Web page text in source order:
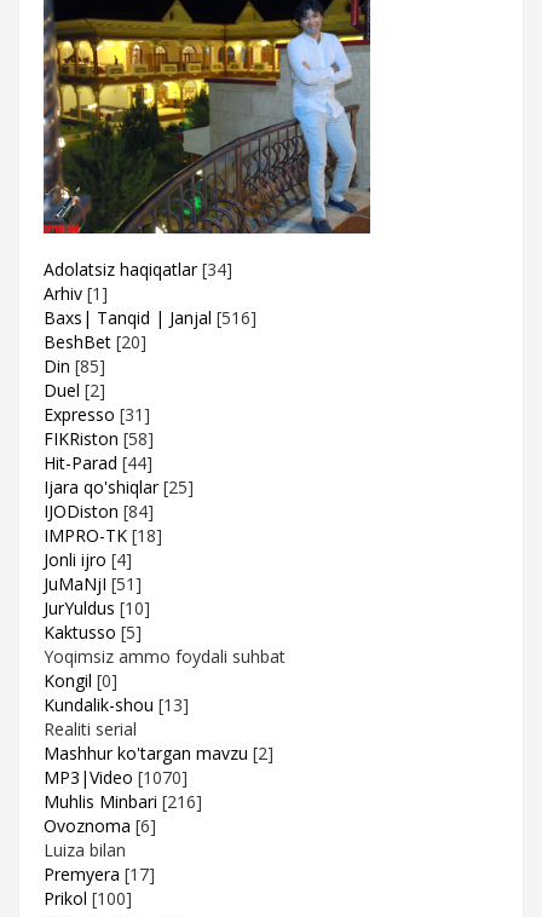
Adolatsiz haqiqatlar [34]
Arhiv [1]
Baxs| Tanqid | Janjal [516]
BeshBet [20]
Din [85]
Duel [2]
Expresso [31]
FIKRiston [58]
Hit-Parad [44]
Ijara qo'shiqlar [25]
IJODiston [84]
IMPRO-TK [18]
Jonli ijro [4]
JuMaNjI [51]
JurYuldus [10]
Kaktusso [5]
Yoqimsiz ammo foydali suhbat
Kongil [0]
Kundalik-shou [13]
Realiti serial
Mashhur ko'targan mavzu [2]
MP3|Video [1070]
Muhlis Minbari [216]
Ovoznoma [6]
Luiza bilan
Premyera [17]
Prikol [100]